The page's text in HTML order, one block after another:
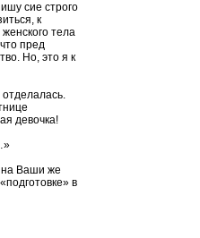
сие строго
к
тела
пред
Но, это я к
девочка!
на Ваши же
в